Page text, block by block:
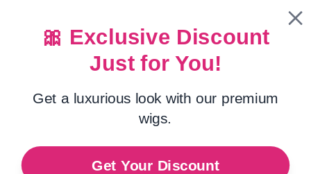
🎀 Exclusive Discount
Just for You!
Get a luxurious look with our premium
wigs.
Get Your Discount
Maison Produits capillaires